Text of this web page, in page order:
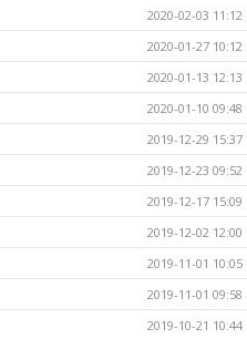
2020-02-03 11:12
2020-01-27 10:12
2020-01-13 12:13
2020-01-10 09:48
2019-12-29 15:37
2019-12-23 09:52
2019-12-17 15:09
2019-12-02 12:00
2019-11-01 10:05
2019-11-01 09:58
2019-10-21 10:44